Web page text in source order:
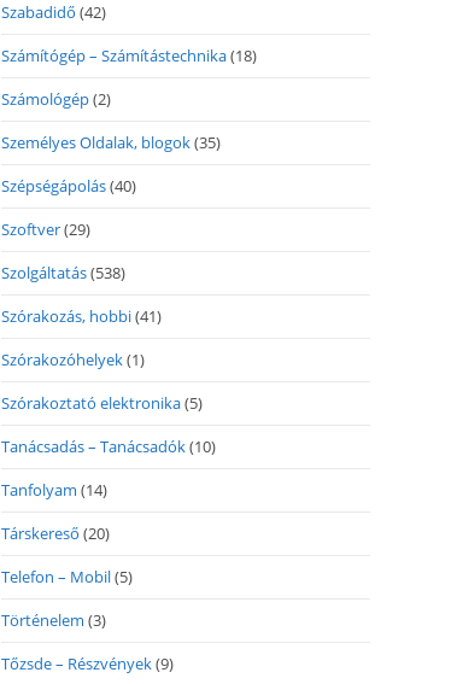
Szabadidő (42)
Számítógép – Számítástechnika(18)
Számológép(2)
Személyes Oldalak, blogok(35)
Szépségápolás(40)
Szoftver(29)
Szolgáltatás(538)
Szórakozás, hobbi(41)
Szórakozóhelyek(1)
Szórakoztató elektronika(5)
Tanácsadás – Tanácsadók(10)
Tanfolyam (14)
Társkereső (20)
Telefon – Mobil(5)
Történelem (3)
Tőzsde – Részvények(9)